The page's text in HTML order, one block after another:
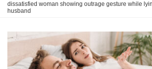
dissatisfied woman showing outrage gesture while
husband